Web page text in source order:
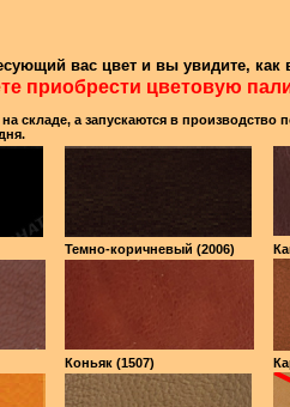
вас цвет и вы увидите, как
приобрести цветовую
на складе, а запускаются в
Темно-коричневый (2006)
Коньяк (1507)